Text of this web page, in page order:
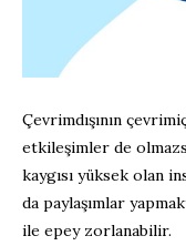
Çevrimdışının
etkileşimler de
kaygısı yüksek olan
da paylaşımlar
ile epey zorlanabilir.